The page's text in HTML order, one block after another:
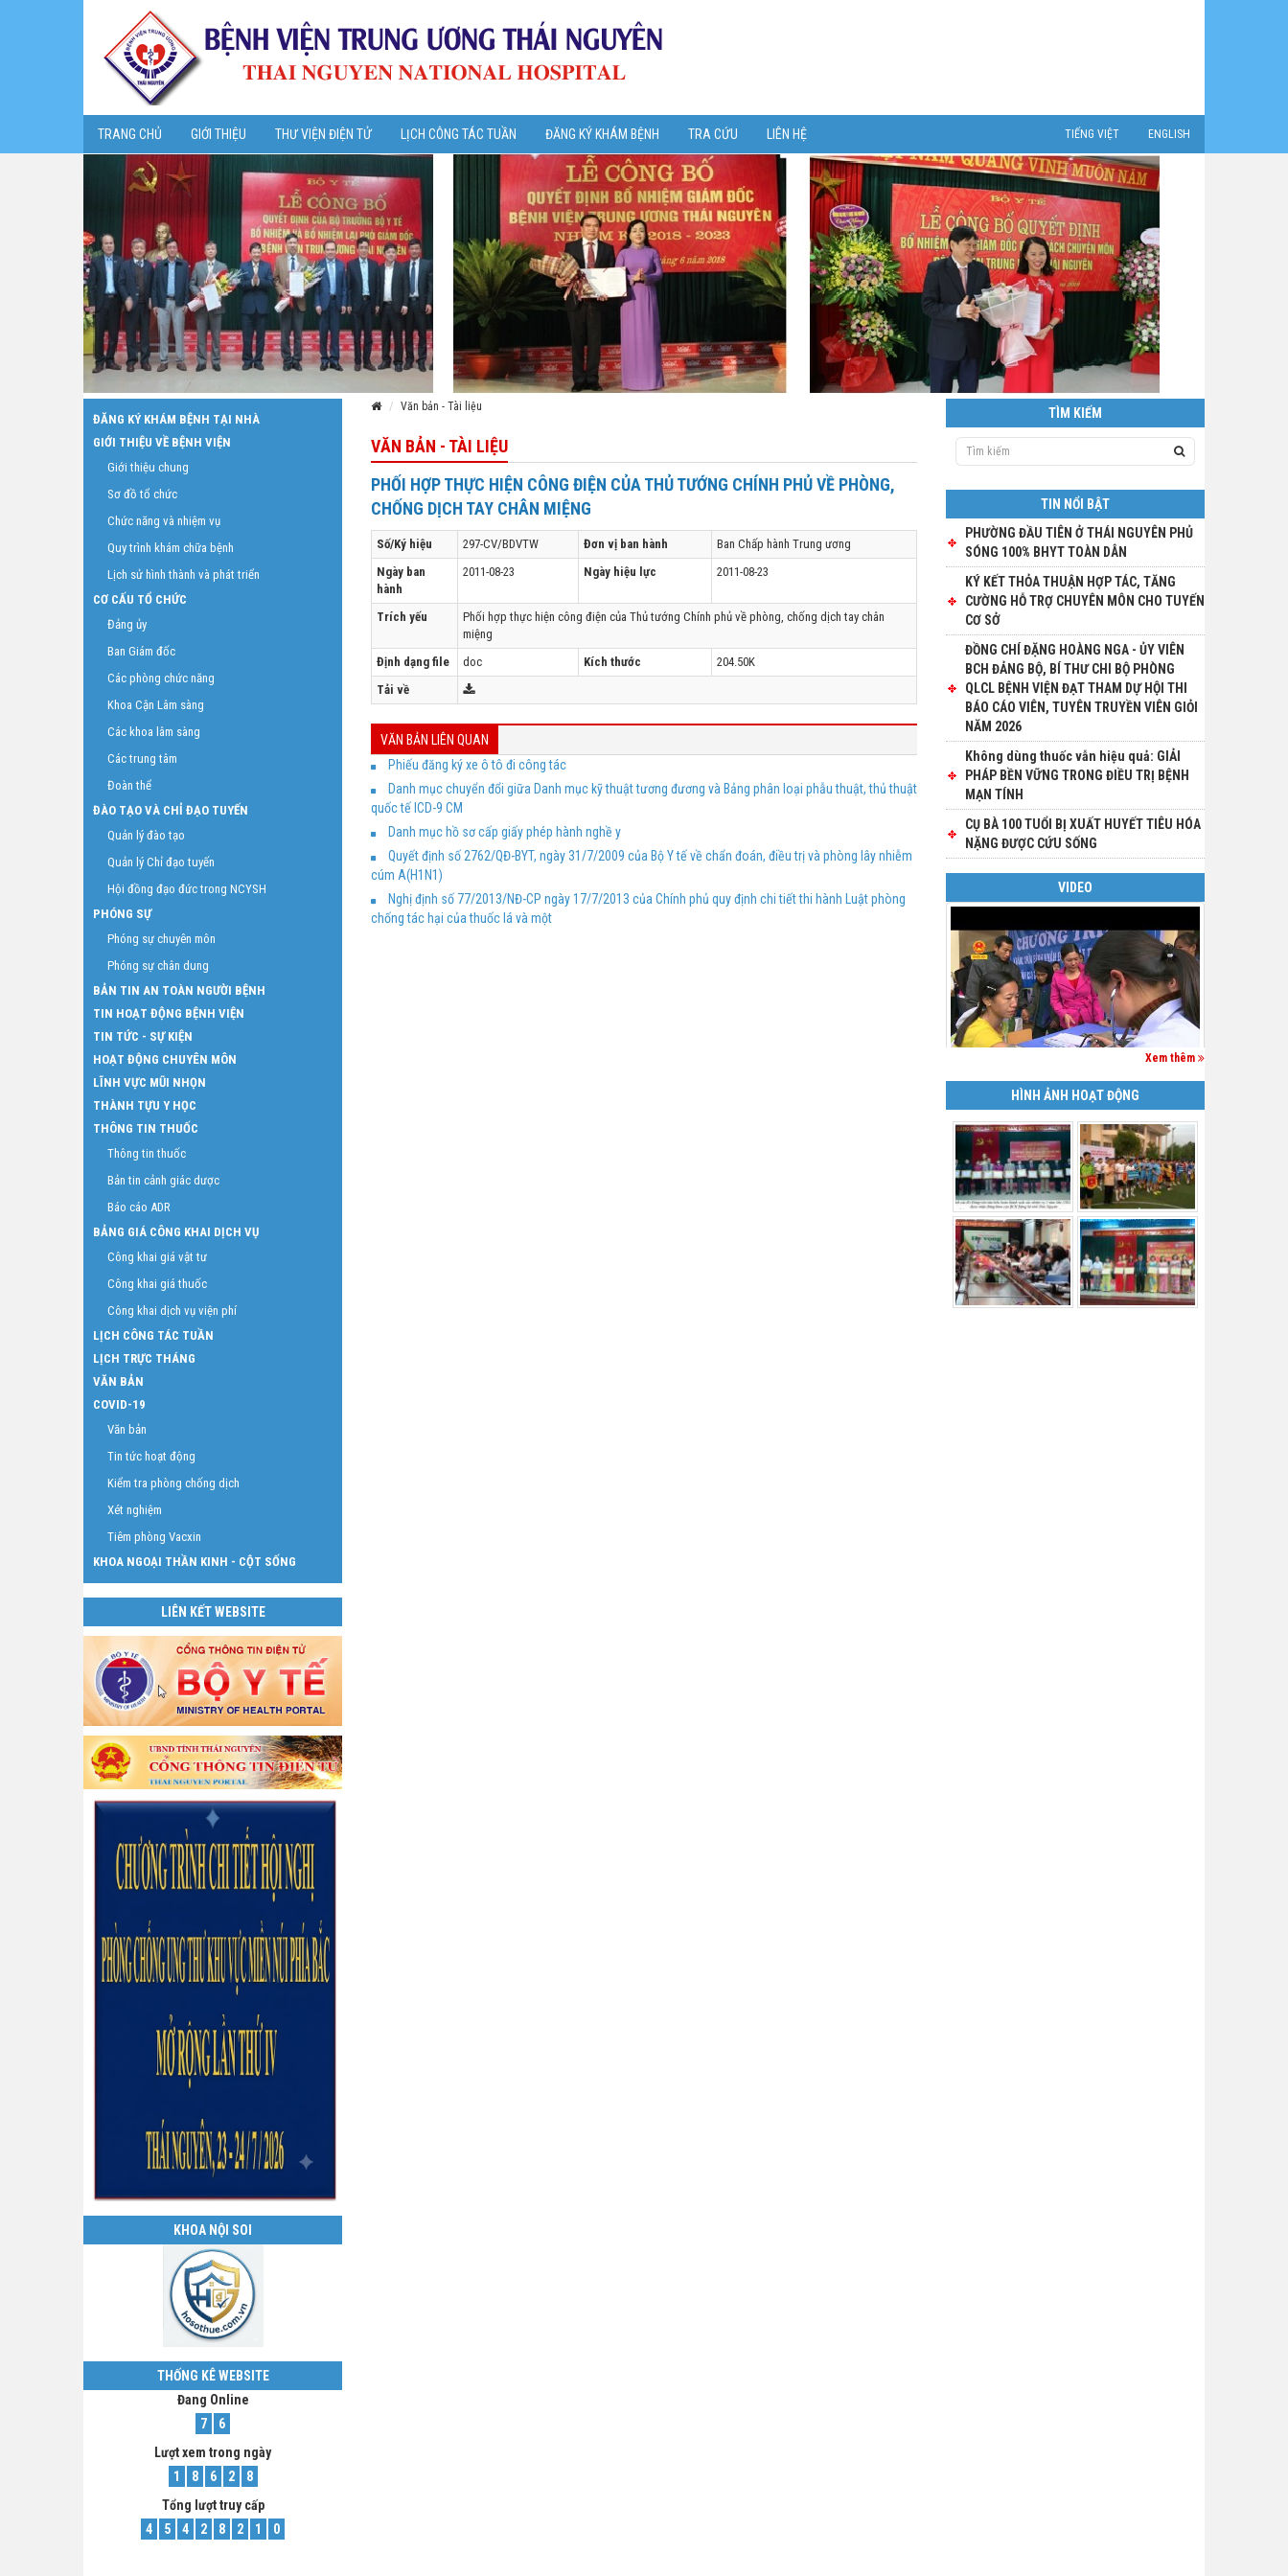
TRANG CHỦ GIỚI THIỆU THƯ VIỆN ĐIỆN TỬ LỊCH CÔNG TÁC TUẦN ĐĂNG KÝ KHÁM BỆNH TRA CỨU LIÊN HỆ TIẾNG VIỆT ENGLISH
Văn bản - Tài liệu
VĂN BẢN - TÀI LIỆU
PHỐI HỢP THỰC HIỆN CÔNG ĐIỆN CỦA THỦ TƯỚNG CHÍNH PHỦ VỀ PHÒNG,
CHỐNG DỊCH TAY CHÂN MIỆNG
Số/Ký hiệu 297-CV/BDVTW Đơn vị ban hành
Ban Chấp hành Trung ương
Ngày ban
hành
2011-08-23 Ngày hiệu lực 2011-08-23
Trích yếu
Phối hợp thực hiện công điện của Thủ tướng Chính phủ về phòng, chống dịch tay chân
miệng
Định dạng file
doc Kích thước
204.50K
Tải về
VĂN BẢN LIÊN QUAN
Phiếu đăng ký xe ô tô đi công tác
Danh mục chuyển đổi giữa Danh mục kỹ thuật tương đương và Bảng phân loại phẫu thuật, thủ thuật
quốc tế ICD-9 CM
Danh mục hồ sơ cấp giấy phép hành nghề y
Quyết định số 2762/QĐ-BYT, ngày 31/7/2009 của Bộ Y tế về chẩn đoán, điều trị và phòng lây nhiễm
cúm A(H1N1)
Nghị định số 77/2013/NĐ-CP ngày 17/7/2013 của Chính phủ quy định chi tiết thi hành Luật phòng
chống tác hại của thuốc lá và một
ĐĂNG KÝ KHÁM BỆNH TẠI NHÀ
GIỚI THIỆU VỀ BỆNH VIỆN
Giới thiệu chung
Sơ đồ tổ chức
Chức năng và nhiệm vụ
Quy trình khám chữa bệnh
Lịch sử hình thành và phát triển
CƠ CẤU TỔ CHỨC
Đảng ủy
Ban Giám đốc
Các phòng chức năng
Khoa Cận Lâm sàng
Các khoa lâm sàng
Các trung tâm
Đoàn thể
ĐÀO TẠO VÀ CHỈ ĐẠO TUYẾN
Quản lý đào tạo
Quản lý Chỉ đạo tuyến
Hội đồng đạo đức trong NCYSH
PHÓNG SỰ
Phóng sự chuyên môn
Phóng sự chân dung
BẢN TIN AN TOÀN NGƯỜI BỆNH
TIN HOẠT ĐỘNG BỆNH VIỆN
TIN TỨC - SỰ KIỆN
HOẠT ĐỘNG CHUYÊN MÔN
LĨNH VỰC MŨI NHỌN
THÀNH TỰU Y HỌC
THÔNG TIN THUỐC
Thông tin thuốc
Bản tin cảnh giác dược
Báo cáo ADR
BẢNG GIÁ CÔNG KHAI DỊCH VỤ
Công khai giá vật tư
Công khai giá thuốc
Công khai dịch vụ viện phí
LỊCH CÔNG TÁC TUẦN
LỊCH TRỰC THÁNG
VĂN BẢN
COVID-19
Văn bản
Tin tức hoạt động
Kiểm tra phòng chống dịch
Xét nghiệm
Tiêm phòng Vacxin
KHOA NGOẠI THẦN KINH - CỘT SỐNG
LIÊN KẾT WEBSITE
KHOA NỘI SOI
THỐNG KÊ WEBSITE
Đang Online
7
6
Lượt xem trong ngày
1
8 6 2
8
Tổng lượt truy cấp
4
5 4 2 8 2 1 0
TÌM KIẾM
TIN NỔI BẬT
PHƯỜNG ĐẦU TIÊN Ở THÁI NGUYÊN PHỦ
SÓNG 100% BHYT TOÀN DÂN
KÝ KẾT THỎA THUẬN HỢP TÁC, TĂNG
CƯỜNG HỖ TRỢ CHUYÊN MÔN CHO TUYẾN
CƠ SỞ
ĐỒNG CHÍ ĐẶNG HOÀNG NGA - ỦY VIÊN
BCH ĐẢNG BỘ, BÍ THƯ CHI BỘ PHÒNG
QLCL BỆNH VIỆN ĐẠT THAM DỰ HỘI THI
BÁO CÁO VIÊN, TUYÊN TRUYỀN VIÊN GIỎI
NĂM 2026
Không dùng thuốc vẫn hiệu quả: GIẢI
PHÁP BỀN VỮNG TRONG ĐIỀU TRỊ BỆNH
MẠN TÍNH
CỤ BÀ 100 TUỔI BỊ XUẤT HUYẾT TIÊU HÓA
NẶNG ĐƯỢC CỨU SỐNG
VIDEO
Xem thêm
HÌNH ẢNH HOẠT ĐỘNG